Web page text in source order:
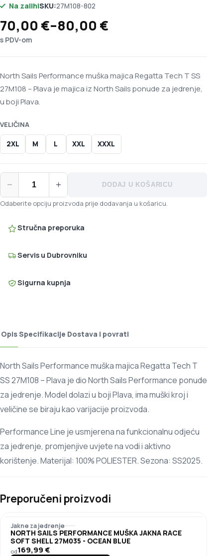
Na zalihiSKU:27M108-802
70,00 €–80,00 €
Raspon cijena: od 70,00 € do
s PDV-om
North Sails Performance muška majica Regatta Tech T SS
27M108 – Plava je majica iz North Sails ponude za jedrenje,
u boji Plava.
VELIČINA
2XL M L XXL XXXL
−
North Sails Performance muška majica Regatta Tech T SS
+ DODAJ U KOŠARICU
Odaberite opciju proizvoda prije dodavanja u košaricu.
Stručna preporuka
Servis u Dubrovniku
Sigurna kupnja
OpisSpecifikacije Dostava i povrati
North Sails Performance muška majica Regatta Tech T
SS 27M108 – Plava je dio North Sails Performance ponude
za jedrenje. Model dolazi u boji Plava, ima muški kroj i
veličine se biraju kao varijacije proizvoda.
Performance Line je usmjerena na funkcionalnu odjeću
za jedrenje, promjenjive uvjete na vodi i aktivno
korištenje. Materijal: 100% POLIESTER. Sezona: SS2025.
Preporučeni proizvodi
Jakne za jedrenje
NORTH SAILS PERFORMANCE MUŠKA JAKNA RACE
SOFT SHELL 27M035 - OCEAN BLUE
od169,99€